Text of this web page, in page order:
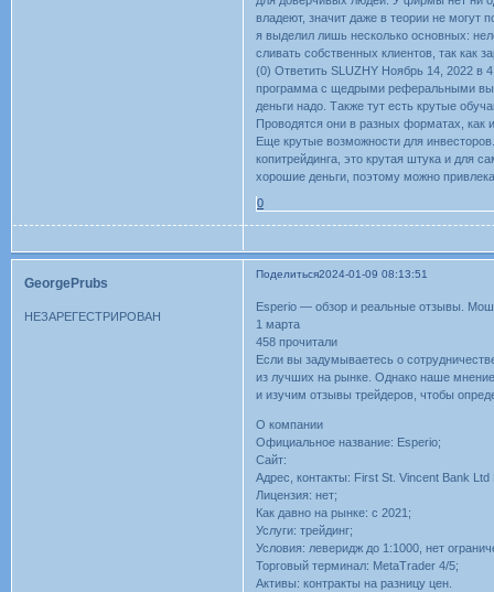
владеют, значит даже в теории не
я выделил лишь несколько основных:
сливать собственных клиентов, так как
(0) Ответить SLUZHY Ноябрь 14, 2022 в
программа с щедрыми реферальными
деньги надо. Также тут есть крутые
Проводятся они в разных форматах, как
Еще крутые возможности для
копитрейдинга, это крутая штука и для
хорошие деньги, поэтому можно
0
Поделиться2024-01-09 08:13:51
GeorgePrubs
НЕЗАРЕГЕСТРИРОВАН
Esperio — обзор и реальные отзывы.
1 марта
458 прочитали
Если вы задумываетесь о
из лучших на рынке. Однако наше
и изучим отзывы трейдеров, чтобы
О компании
Официальное название: Esperio;
Сайт:
Адрес, контакты: First St. Vincent Bank
Лицензия: нет;
Как давно на рынке: с 2021;
Услуги: трейдинг;
Условия: леверидж до 1:1000, нет
Торговый терминал: MetaTrader 4/5;
Активы: контракты на разницу цен.